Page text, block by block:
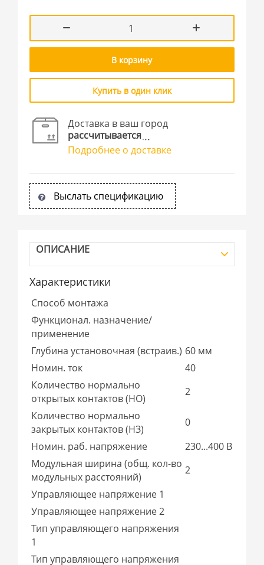
В корзину
Купить в один клик
Доставка в ваш город
рассчитывается
Подробнее о доставке
Выслать спецификацию
ОПИСАНИЕ
Характеристики
Способ монтажа
Функционал. назначение/
применение
Глубина установочная (встраив.) 60 мм
Номин. ток
40
Количество нормально
открытых контактов (НО)
2
Количество нормально
закрытых контактов (НЗ)
0
Номин. раб. напряжение
230...400 В
Модульная ширина (общ. кол-во
модульных расстояний)
2
Управляющее напряжение 1
Управляющее напряжение 2
Тип управляющего напряжения
1
Тип управляющего напряжения